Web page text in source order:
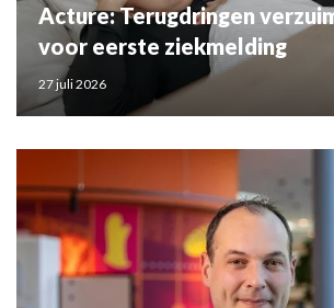
Acture: Terugdringen
voor eerste ziekmelding
27 juli 2026